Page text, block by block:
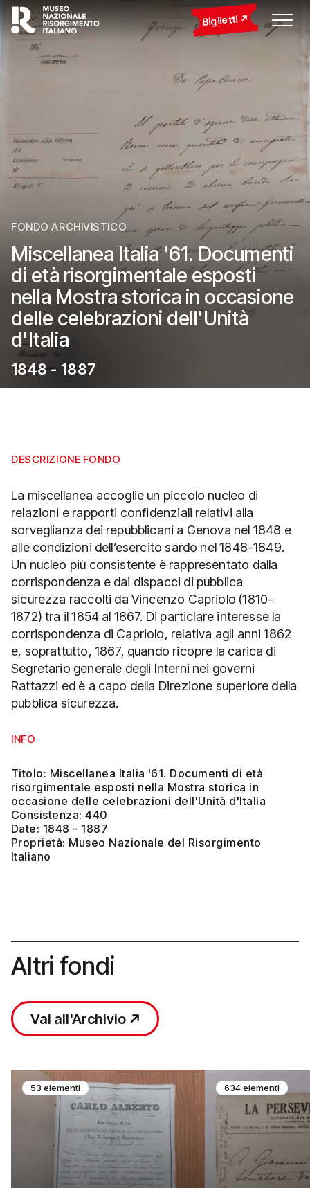
Biglietti
FONDO ARCHIVISTICO
Miscellanea Italia '61. Documenti
di età risorgimentale esposti
nella Mostra storica in occasione
delle celebrazioni dell'Unità
d'Italia
1848 - 1887
DESCRIZIONE FONDO
La miscellanea accoglie un piccolo nucleo di
relazioni e rapporti confidenziali relativi alla
sorveglianza dei repubblicani a Genova nel 1848 e
alle condizioni dell’esercito sardo nel 1848-1849.
Un nucleo più consistente è rappresentato dalla
corrispondenza e dai dispacci di pubblica
sicurezza raccolti da Vincenzo Capriolo (1810-
1872) tra il 1854 al 1867. Di particlare interesse la
corrispondenza di Capriolo, relativa agli anni 1862
e, soprattutto, 1867, quando ricopre la carica di
Segretario generale degli Interni nei governi
Rattazzi ed è a capo della Direzione superiore della
pubblica sicurezza.
INFO
Titolo: Miscellanea Italia '61. Documenti di età
risorgimentale esposti nella Mostra storica in
occasione delle celebrazioni dell'Unità d'Italia
Consistenza: 440
Date: 1848 - 1887
Proprietà: Museo Nazionale del Risorgimento
Italiano
Altri fondi
Vai all'Archivio
53 elementi 634 elementi